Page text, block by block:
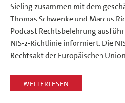
Sieling zusammen mit dem
Thomas Schwenke und Marcus
Podcast Rechtsbelehrung
NIS-2-Richtlinie informiert. Die
Rechtsakt der Europäischen
WEITERLESEN